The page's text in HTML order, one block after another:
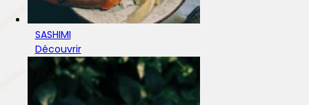
SASHIMI
Découvrir